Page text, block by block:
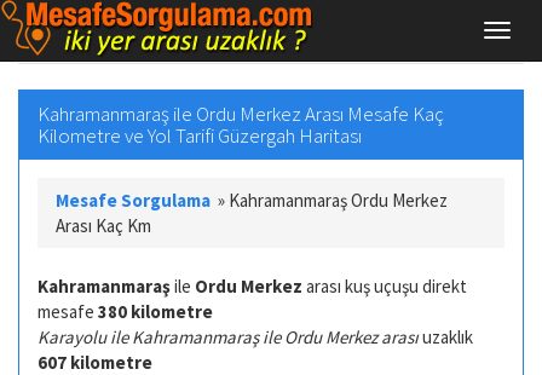
Kahramanmaraş ile Ordu Merkez Arası Mesafe Kaç
Kilometre ve Yol Tarifi Güzergah Haritası
Mesafe Sorgulama » Kahramanmaraş Ordu Merkez
Arası Kaç Km
Kahramanmaraşile Ordu Merkez arası kuş uçuşu direkt
mesafe 380 kilometre
Karayolu ile Kahramanmaraş ile Ordu Merkez arasıuzaklık
607 kilometre